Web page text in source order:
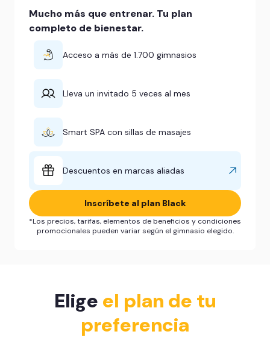
Mucho más que entrenar. Tu plan
completo de bienestar.
Acceso a más de 1.700 gimnasios
Lleva un invitado 5 veces al mes
Smart SPA con sillas de masajes
Descuentos en marcas aliadas
Inscríbete al plan Black
*Los precios, tarifas, elementos de beneficios y condiciones
promocionales pueden variar según el gimnasio elegido.
Elige el plan de tu
preferencia